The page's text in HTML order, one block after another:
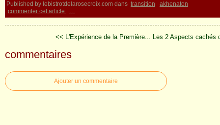
Published by lebistrotdelarosecroix.com dans transition
akhenaton
commenter cet article
…
<< L'Expérience de la Première... Les 2 Aspects cachés
commentaires
Ajouter un commentaire